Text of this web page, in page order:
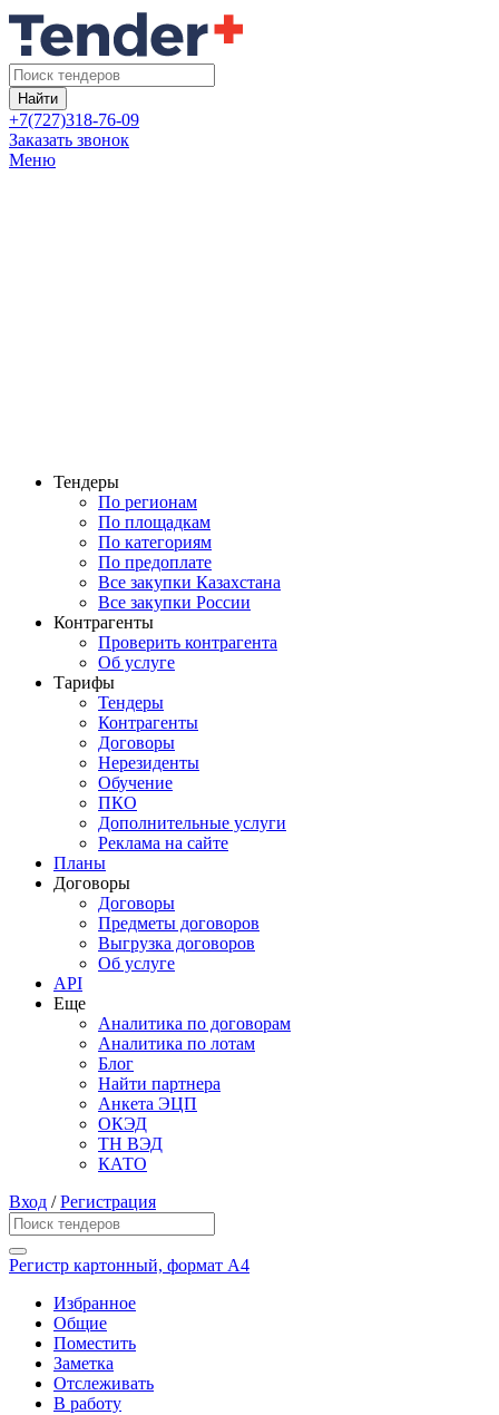
Найти
+7(727)318-76-09
Заказать звонок
Меню
Тендеры
По регионам
По площадкам
По категориям
По предоплате
Все закупки Казахстана
Все закупки России
Контрагенты
Проверить контрагента
Об услуге
Тарифы
Тендеры
Контрагенты
Договоры
Нерезиденты
Обучение
ПКО
Дополнительные услуги
Реклама на сайте
Планы
Договоры
Договоры
Предметы договоров
Выгрузка договоров
Об услуге
API
Еще
Аналитика по договорам
Аналитика по лотам
Блог
Найти партнера
Анкета ЭЦП
ОКЭД
ТН ВЭД
КАТО
Вход /Регистрация
Регистр картонный, формат А4
Избранное
Общие
Поместить
Заметка
Отслеживать
В работу